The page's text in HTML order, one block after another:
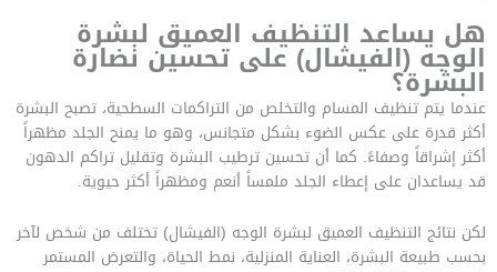
هل يساعد التنظيف العميق لبشرة
الوجه (الفيشال) على تحسين نضارة
البشرة؟
عندما يتم تنظيف المسام والتخلص من التراكمات السطحية، تصبح البشرة
أكثر قدرة على عكس الضوء بشكل متجانس، وهو ما يمنح الجلد مظهراً
أكثر إشراقاً وصفاءً. كما أن تحسين ترطيب البشرة وتقليل تراكم الدهون
قد يساعدان على إعطاء الجلد ملمساً أنعم ومظهراً أكثر حيوية.
لكن نتائج التنظيف العميق لبشرة الوجه (الفيشال) تختلف من شخص لآخر
بحسب طبيعة البشرة، العناية المنزلية، نمط الحياة، والتعرض المستمر